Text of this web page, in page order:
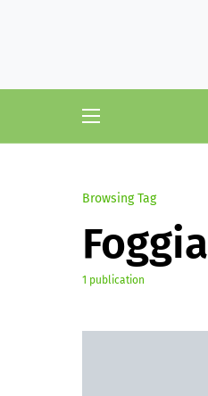
Browsing Tag
Foggia
1 publication